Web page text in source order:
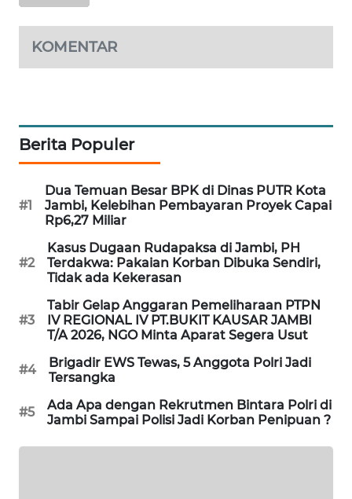
KOMENTAR
Berita Populer
#1
Dua Temuan Besar BPK di Dinas PUTR Kota
Jambi, Kelebihan Pembayaran Proyek Capai
Rp6,27 Miliar
#2
Kasus Dugaan Rudapaksa di Jambi, PH
Terdakwa: Pakaian Korban Dibuka Sendiri,
Tidak ada Kekerasan
#3
Tabir Gelap Anggaran Pemeliharaan PTPN
IV REGIONAL IV PT.BUKIT KAUSAR JAMBI
T/A 2026, NGO Minta Aparat Segera Usut
#4
Brigadir EWS Tewas, 5 Anggota Polri Jadi
Tersangka
#5
Ada Apa dengan Rekrutmen Bintara Polri di
Jambi Sampai Polisi Jadi Korban Penipuan ?
NEWS
METRO
MEDAN
METRO
JAKARTA
NEWS
KRT
NEWS
KARING
NEWS
JURNAL
MARITIM
HUMBANG